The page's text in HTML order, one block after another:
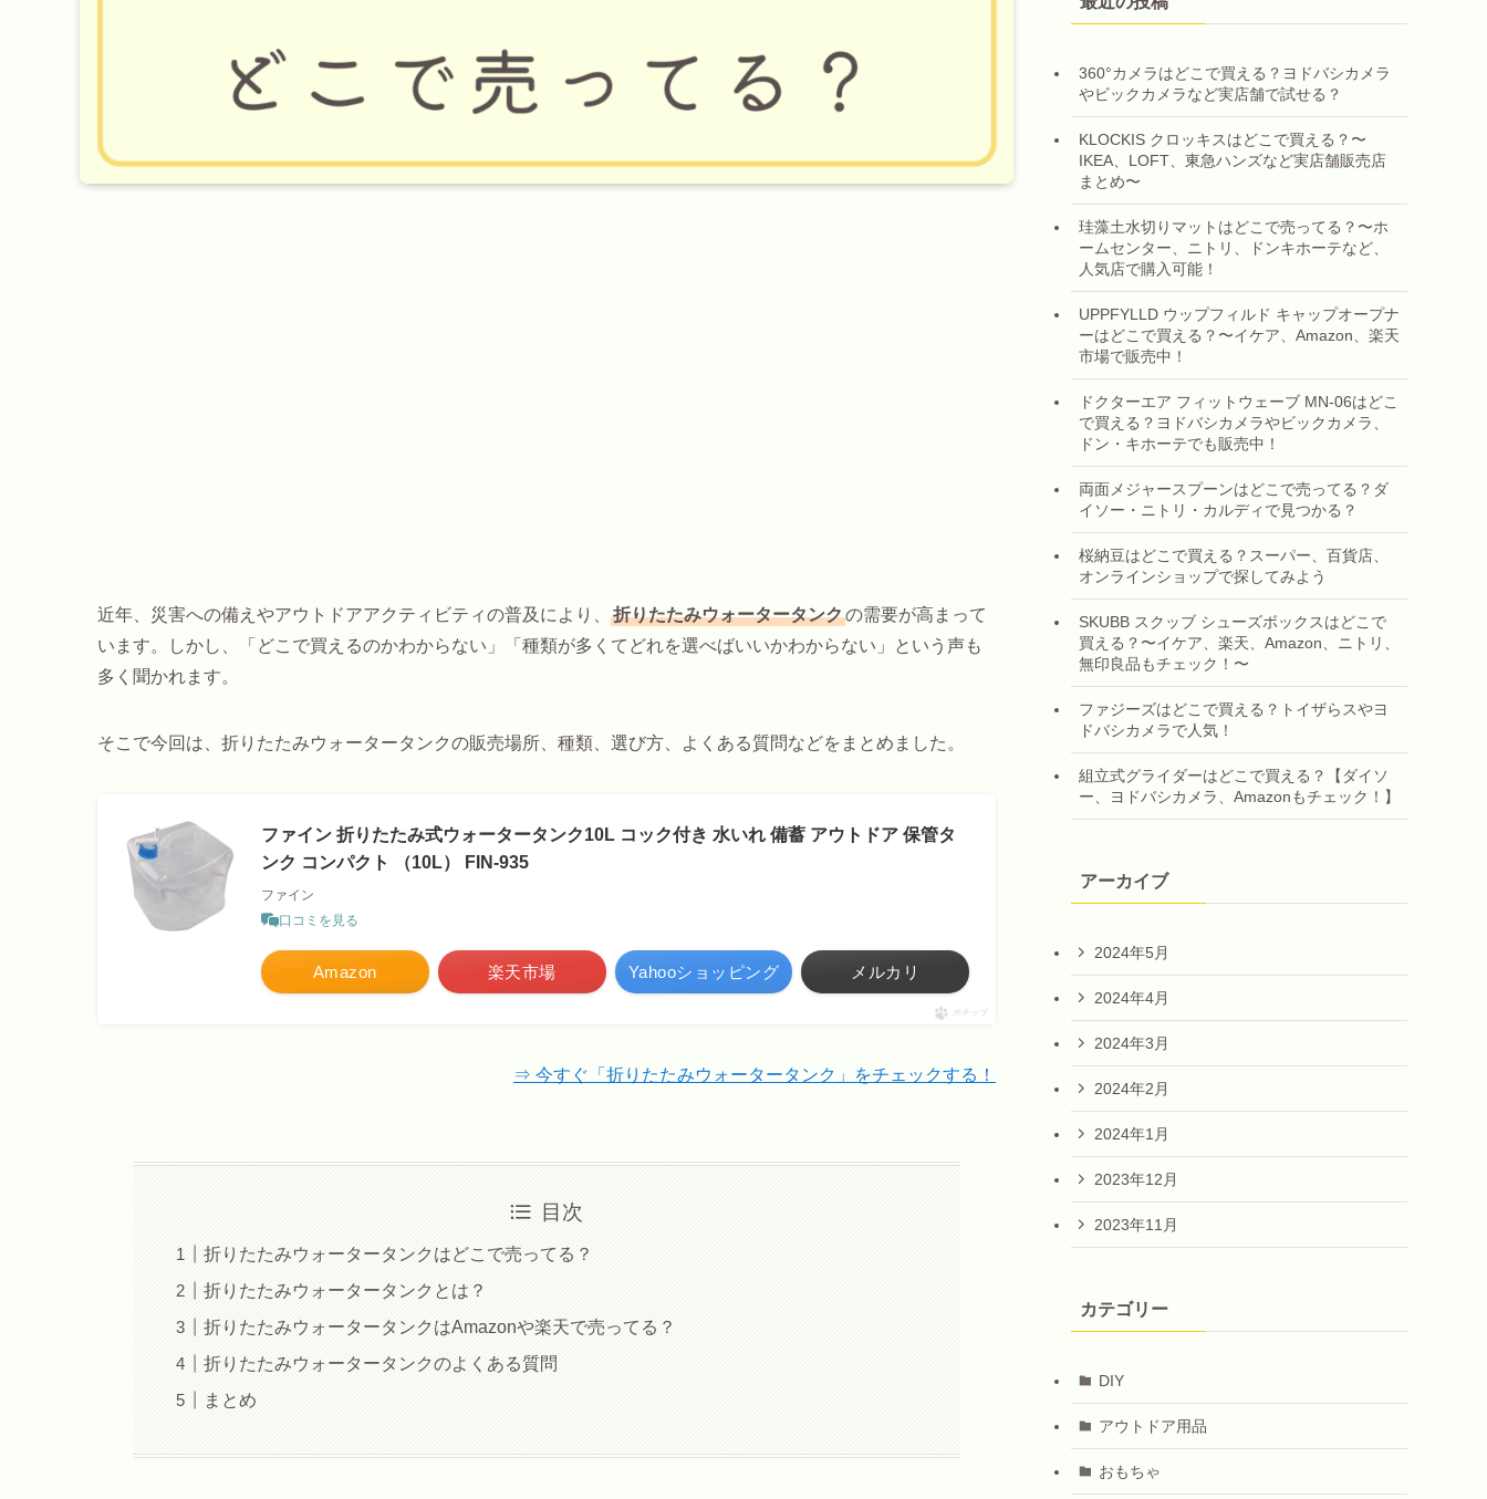
近年、災害への備えやアウトドアアクティビティの普及により、 折りたたみウォータータンクの需要が高まって
います。しかし、「どこで買えるのかわからない」「種類が多くてどれを選べばいいかわからない」という声も
多く聞かれます。
そこで今回は、折りたたみウォータータンクの販売場所、種類、選び方、よくある質問などをまとめました。
ファイン 折りたたみ式ウォータータンク10L コック付き 水いれ 備蓄 アウトドア 保管タ
ンク コンパクト （10L） FIN-935
ファイン
口コミを見る
Amazon 楽天市場 Yahooショッピング メルカリ
ポチップ
⇒ 今すぐ「折りたたみウォータータンク」をチェックする！
目次
折りたたみウォータータンクはどこで売ってる？
折りたたみウォータータンクとは？
折りたたみウォータータンクはAmazonや楽天で売ってる？
折りたたみウォータータンクのよくある質問
まとめ
360°カメラはどこで買える？ヨドバシカメラ
やビックカメラなど実店舗で試せる？
KLOCKIS クロッキスはどこで買える？〜
IKEA、LOFT、東急ハンズなど実店舗販売店
まとめ〜
珪藻土水切りマットはどこで売ってる？〜ホ
ームセンター、ニトリ、ドンキホーテなど、
人気店で購入可能！
UPPFYLLD ウップフィルド キャップオープナ
ーはどこで買える？〜イケア、Amazon、楽天
市場で販売中！
ドクターエア フィットウェーブ MN-06はどこ
で買える？ヨドバシカメラやビックカメラ、
ドン・キホーテでも販売中！
両面メジャースプーンはどこで売ってる？ダ
イソー・ニトリ・カルディで見つかる？
桜納豆はどこで買える？スーパー、百貨店、
オンラインショップで探してみよう
SKUBB スクッブ シューズボックスはどこで
買える？〜イケア、楽天、Amazon、ニトリ、
無印良品もチェック！〜
ファジーズはどこで買える？トイザらスやヨ
ドバシカメラで人気！
組立式グライダーはどこで買える？【ダイソ
ー、ヨドバシカメラ、Amazonもチェック！】
アーカイブ
2024年5月
2024年4月
2024年3月
2024年2月
2024年1月
2023年12月
2023年11月
カテゴリー
DIY
アウトドア用品
おもちゃ